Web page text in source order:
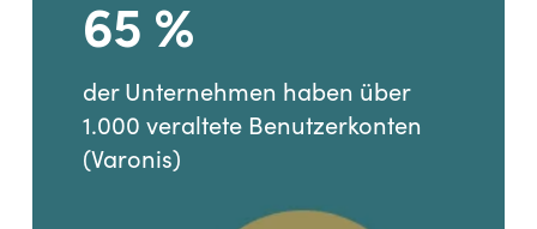
65 %
der Unternehmen haben über
1.000 veraltete Benutzerkonten
(Varonis)